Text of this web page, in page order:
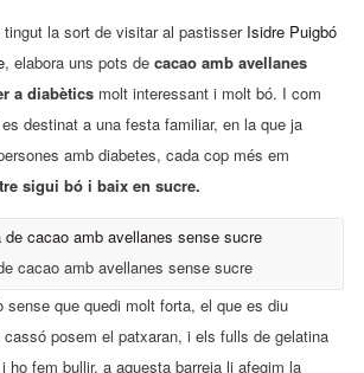
la sort de visitar al pastisser Isidre Puigbó
, elabora uns pots decacao amb avellanes
a diabètics molt interessant i molt bó. I com
destinat a una festa familiar, en la que ja
amb diabetes, cada cop més em
sigui bó i baix en sucre.
cacao amb avellanes sense sucre
sense que quedi molt forta, el que es diu
posem el patxaran, i els fulls de gelatina
ho fem bullir, a aquesta barreja li afegim la